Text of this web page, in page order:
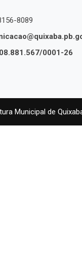
8089
08.881.567/0001-26
Municipal de